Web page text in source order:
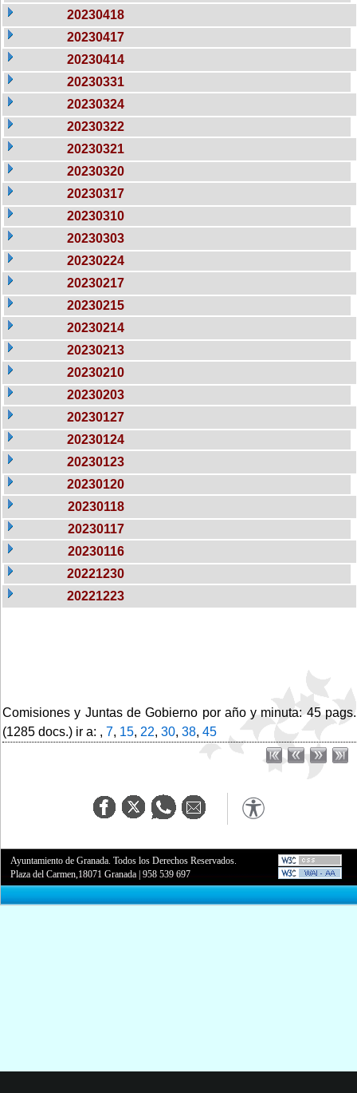
20230418
20230417
20230414
20230331
20230324
20230322
20230321
20230320
20230317
20230310
20230303
20230224
20230217
20230215
20230214
20230213
20230210
20230203
20230127
20230124
20230123
20230120
20230118
20230117
20230116
20221230
20221223
Comisiones y Juntas de Gobierno por año y minuta: 45 pags.
(1285 docs.) ir a: , 7, 15, 22, 30, 38, 45
Ayuntamiento de Granada. Todos los Derechos Reservados.
Plaza del Carmen,18071 Granada |958 539 697